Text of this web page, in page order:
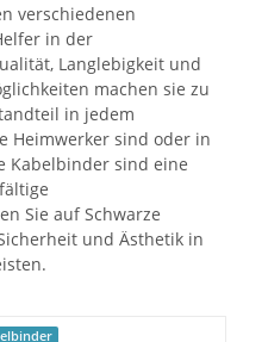
verschiedenen
in der
Langlebigkeit und
machen sie zu
in jedem
Heimwerker sind oder in
Kabelbinder sind eine
Sie auf Schwarze
und Ästhetik in